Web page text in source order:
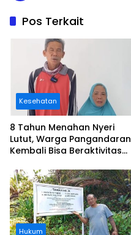
Pos Terkait
Kesehatan
8 Tahun Menahan Nyeri
Lutut, Warga Pangandaran
Kembali Bisa Beraktivitas
Ditanggung BPJS
Hukum